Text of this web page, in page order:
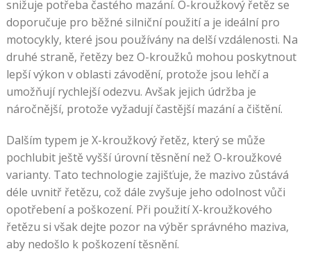
snižuje potřeba častého mazání. O-kroužkový řetěz se
doporučuje pro běžné silniční použití a je ideální pro
motocykly, které jsou používány na delší vzdálenosti. Na
druhé straně, řetězy bez O-kroužků mohou poskytnout
lepší výkon v oblasti závodění, protože jsou lehčí a
umožňují rychlejší odezvu. Avšak jejich údržba je
náročnější, protože vyžadují častější mazání a čištění.
Dalším typem je X-kroužkový řetěz, který se může
pochlubit ještě vyšší úrovní těsnění než O-kroužkové
varianty. Tato technologie zajišťuje, že mazivo zůstává
déle uvnitř řetězu, což dále zvyšuje jeho odolnost vůči
opotřebení a poškození. Při použití X-kroužkového
řetězu si však dejte pozor na výběr správného maziva,
aby nedošlo k poškození těsnění.